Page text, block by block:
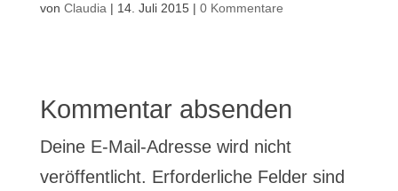
von Claudia | 14. Juli 2015| 0 Kommentare
Kommentar absenden
Deine E-Mail-Adresse wird nicht
veröffentlicht. Erforderliche Felder sind